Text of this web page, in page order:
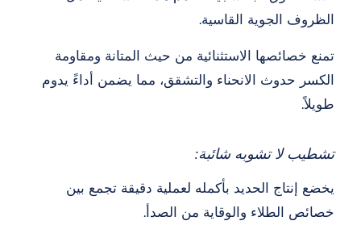
الظروف الجوية القاسية.
تمنع خصائصها الاستثنائية من حيث المتانة ومقاومة
الكسر حدوث الانحناء والتشقق، مما يضمن أداءً يدوم
طويلاً.
تشطيب لا تشوبه شائبة:
يخضع إنتاج الحديد بأكمله لعملية دقيقة تجمع بين
خصائص الطلاء والوقاية من الصدأ.